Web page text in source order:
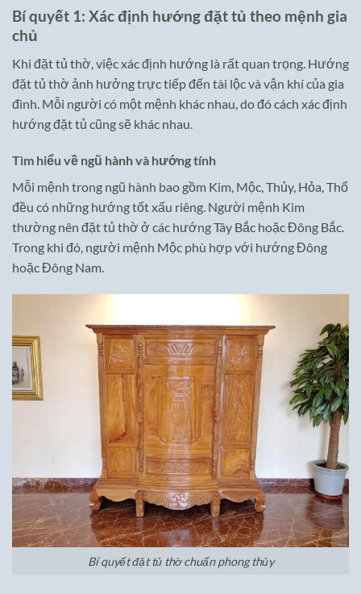
Bí quyết 1: Xác định hướng đặt tủ theo mệnh gia
chủ
Khi đặt tủ thờ, việc xác định hướng là rất quan trọng. Hướng
đặt tủ thờ ảnh hưởng trực tiếp đến tài lộc và vận khí của gia
đình. Mỗi người có một mệnh khác nhau, do đó cách xác định
hướng đặt tủ cũng sẽ khác nhau.
Tìm hiểu về ngũ hành và hướng tính
Mỗi mệnh trong ngũ hành bao gồm Kim, Mộc, Thủy, Hỏa, Thổ
đều có những hướng tốt xấu riêng. Người mệnh Kim
thường nên đặt tủ thờ ở các hướng Tây Bắc hoặc Đông Bắc.
Trong khi đó, người mệnh Mộc phù hợp với hướng Đông
hoặc Đông Nam.
Bí quyết đặt tủ thờ chuẩn phong thủy